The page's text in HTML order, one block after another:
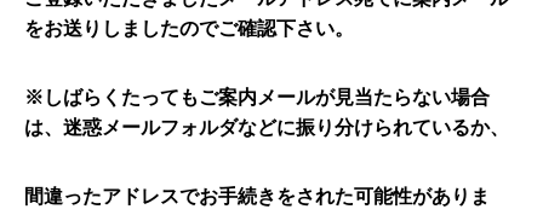
をお送りしましたのでご確認下さい。
※しばらくたってもご案内メールが見当たらない場合
は、迷惑メールフォルダなどに振り分けられているか、
間違ったアドレスでお手続きをされた可能性がありま
カウンセラー紹介